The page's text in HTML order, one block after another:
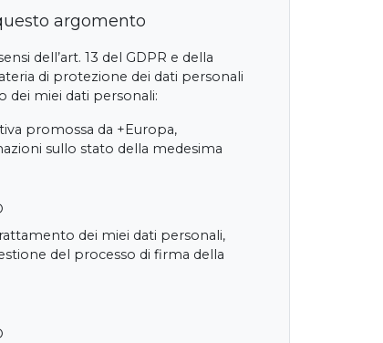
argomento
dell’art. 13 del GDPR e della
di protezione dei dati personali
dei miei dati personali:
promossa da +Europa,
sullo stato della medesima
dei miei dati personali,
del processo di firma della